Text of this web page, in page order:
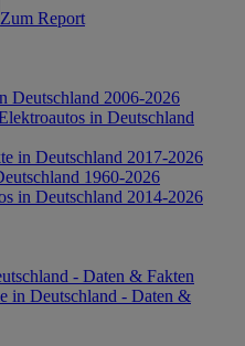
Zum Report
Deutschland 2006-2026
in Deutschland
in Deutschland 2017-2026
1960-2026
in Deutschland 2014-2026
- Daten & Fakten
in Deutschland - Daten &